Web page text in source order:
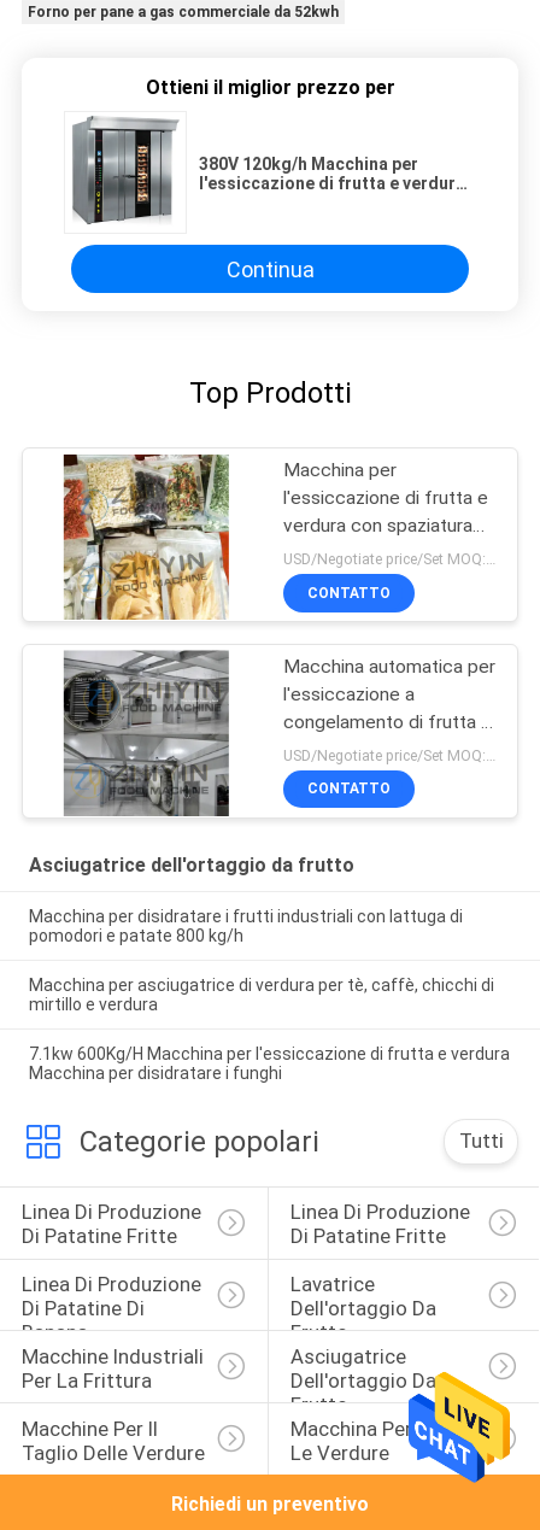
Forno per pane a gas commerciale da 52kwh
Ottieni il miglior prezzo per
380V 120kg/h Macchina per
l'essiccazione di frutta e verdura
Continua
Top Prodotti
Macchina per
l'essiccazione di frutta e
verdura con spaziatura
tra scaffali da 70 mm
100 kg/ lotto 3kw
CONTATTO
Macchina automatica per
l'essiccazione a
congelamento di frutta a
basso rumore
CONTATTO
Asciugatrice dell'ortaggio da frutto
Macchina per disidratare i frutti industriali con lattuga di
pomodori e patate 800 kg/h
Macchina per asciugatrice di verdura per tè, caffè, chicchi di
mirtillo e verdura
7.1kw 600Kg/H Macchina per l'essiccazione di frutta e verdura
Macchina per disidratare i funghi
Categorie popolari Tutti
Linea Di Produzione
Di Patatine Fritte
Linea Di Produzione
Di Patatine Fritte
Linea Di Produzione
Di Patatine Di
Banana
Lavatrice
Dell'ortaggio Da
Frutto
Macchine Industriali
Per La Frittura
Asciugatrice
Dell'ortaggio Da
Frutto
Macchine Per Il
Taglio Delle Verdure
Macchina Per Pelare
Le Verdure
Richiedi un preventivo